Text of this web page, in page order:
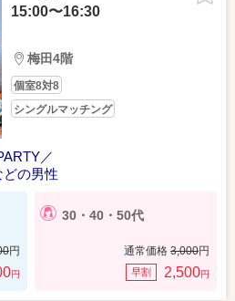
15:00〜16:30
梅田4階
個室8対8
シングルマッチング
／
の男性
円
円
30・40・50代
通常価格 3,000円
早割 2,500円